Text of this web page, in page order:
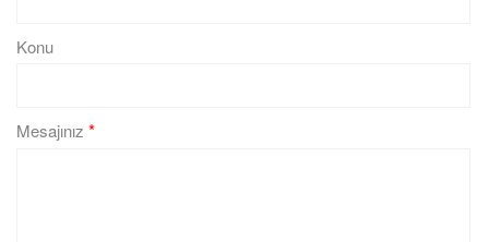
Konu
Mesajınız *